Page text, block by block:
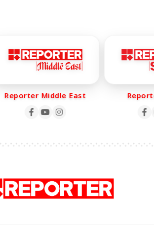
Reporter Middle East